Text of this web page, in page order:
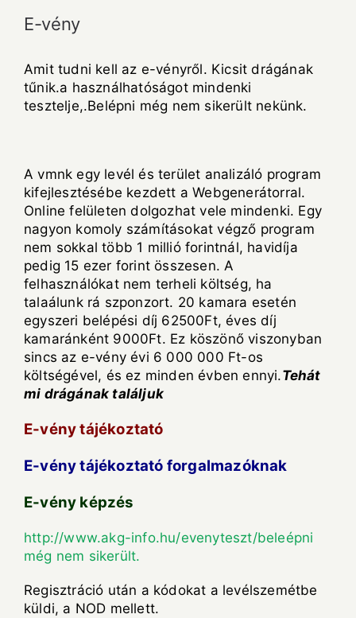
E-vény
Amit tudni kell az e-vényről. Kicsit drágának
tűnik.a használhatóságot mindenki
tesztelje,.Belépni még nem sikerült nekünk.
A vmnk egy levél és terület analizáló program
kifejlesztésébe kezdett a Webgenerátorral.
Online felületen dolgozhat vele mindenki. Egy
nagyon komoly számításokat végző program
nem sokkal több 1 millió forintnál, havidíja
pedig 15 ezer forint összesen. A
felhasználókat nem terheli költség, ha
talaálunk rá szponzort. 20 kamara esetén
egyszeri belépési díj 62500Ft, éves díj
kamaránként 9000Ft. Ez köszönő viszonyban
sincs az e-vény évi 6 000 000 Ft-os
költségével, és ez minden évben ennyi.Tehát
mi drágának találjuk
E-vény tájékoztató
E-vény tájékoztató forgalmazóknak
E-vény képzés
http://www.akg-info.hu/evenyteszt/beleépni
még nem sikerült.
Regisztráció után a kódokat a levélszemétbe
küldi, a NOD mellett.